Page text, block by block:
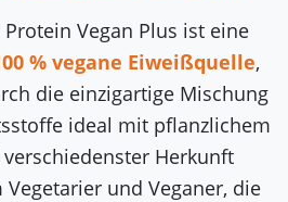
Vegan Plus ist eine
% vegane Eiweißquelle,
die einzigartige Mischung
ideal mit pflanzlichem
Herkunft
und Veganer, die